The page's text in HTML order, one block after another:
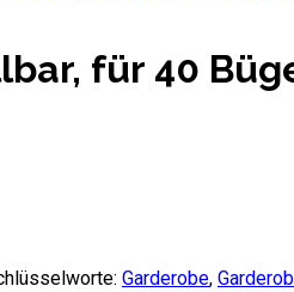
für 40
Garderobe,